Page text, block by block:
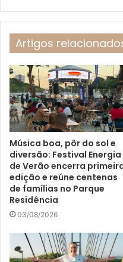
Artigos
Música boa, pôr do sol e
diversão: Festival Energia
de Verão encerra
edição e reúne centenas
de famílias no Parque
Residência
03/08/2026